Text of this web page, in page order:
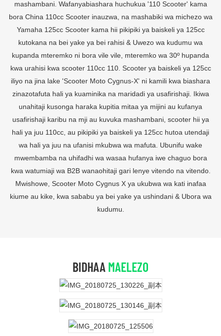
mashambani. Wafanyabiashara huchukua '110 Scooter' kama
bora China 110cc Scooter inauzwa, na mashabiki wa michezo wa
Yamaha 125cc Scooter kama hii pikipiki ya baiskeli ya 125cc
kutokana na bei yake ya bei rahisi & Uwezo wa kudumu wa
kupanda mteremko ni bora vile vile, mteremko wa 30º hupanda
kwa urahisi kwa scooter 110cc 110. Scooter ya baiskeli ya 125cc
iliyo na jina lake 'Scooter Moto Cygnus-X' ni kamili kwa biashara
zinazotafuta hali ya kuaminika na maridadi ya usafirishaji. Ikiwa
unahitaji kusonga haraka kupitia mitaa ya mijini au kufanya
usafirishaji karibu na mji au kuvuka mashambani, scooter hii ya
hali ya juu 110cc, au pikipiki ya baiskeli ya 125cc hutoa utendaji
wa hali ya juu na ufanisi mkubwa wa mafuta. Ubunifu wake
mwembamba na uhifadhi wa wasaa hufanya iwe chaguo bora
kwa watumiaji wa B2B wanaohitaji gari lenye vitendo na vitendo.
Mwishowe, Scooter Moto Cygnus X ya ukubwa wa kati inafaa
kiume au kike, kwa sababu ya bei yake ya ushindani & Ubora wa
kudumu.
BIDHAA MAELEZO